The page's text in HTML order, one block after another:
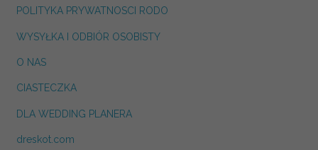
POLITYKA PRYWATNOSCI RODO
WYSYŁKA I ODBIÓR OSOBISTY
O NAS
CIASTECZKA
DLA WEDDING PLANERA
dreskot.com